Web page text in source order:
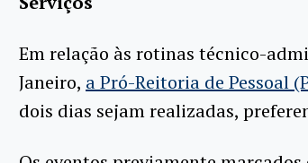
Em relação às rotinas técnico-
Janeiro, a Pró-Reitoria de Pessoal
dois dias sejam realizadas,